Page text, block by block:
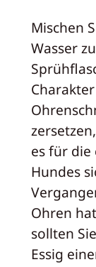
Mischen
Wasser
es für
Hundes
Ohren
sollten
Essig